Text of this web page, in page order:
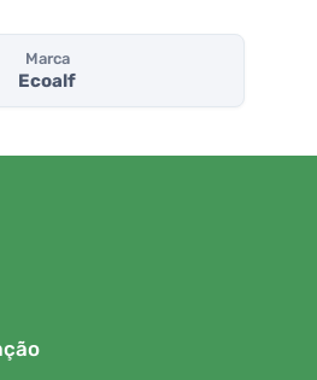
Marca
Ecoalf